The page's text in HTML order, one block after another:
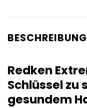
BESCHREIBUNG
Redken
Schlüssel zu
gesundem